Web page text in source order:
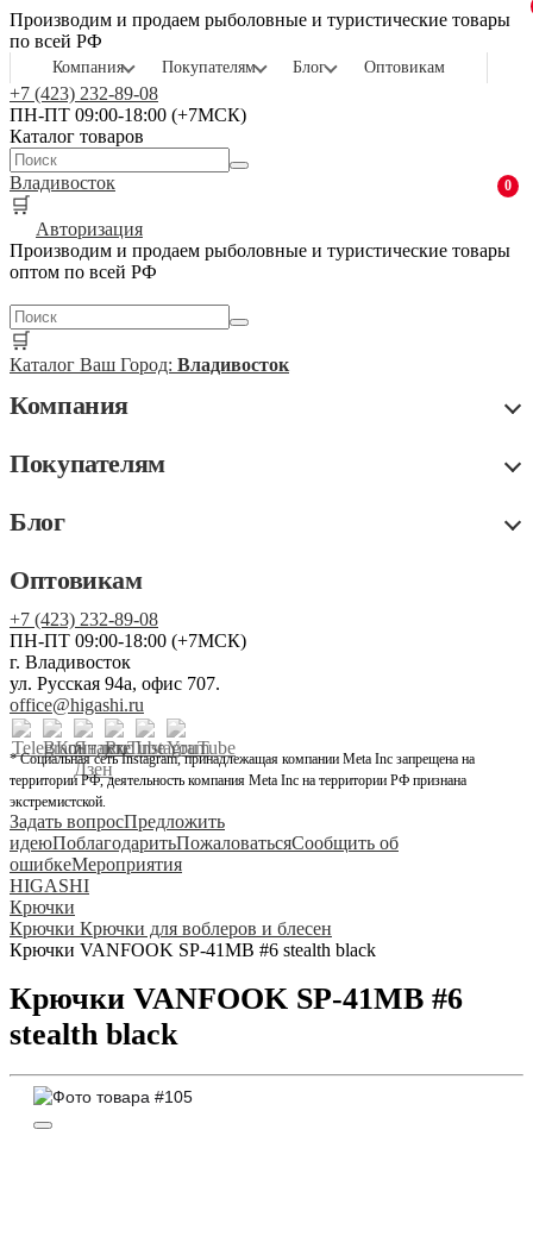
Производим и продаем рыболовные и туристические товары
по всей РФ
Компания Покупателям Блог Оптовикам
+7 (423) 232-89-08
ПН-ПТ 09:00-18:00 (+7МСК)
Каталог товаров
Владивосток
🛒
0
Авторизация
Производим и продаем рыболовные и туристические товары
оптом по всей РФ
🛒
Каталог Ваш Город: Владивосток
Компания
Покупателям
Блог
Оптовикам
+7 (423) 232-89-08
ПН-ПТ 09:00-18:00 (+7МСК)
г. Владивосток
ул. Русская 94а, офис 707.
office@higashi.ru
* Социальная сеть Instagram, принадлежащая компании Meta Inc запрещена на
территории РФ, деятельность компания Meta Inc на территории РФ признана
экстремистской.
Задать вопросПредложить
идеюПоблагодаритьПожаловатьсяСообщить об
ошибкеМероприятия
HIGASHI
Крючки
Крючки Крючки для воблеров и блесен
Крючки VANFOOK SP-41MB #6 stealth black
Крючки VANFOOK SP-41MB #6
stealth black